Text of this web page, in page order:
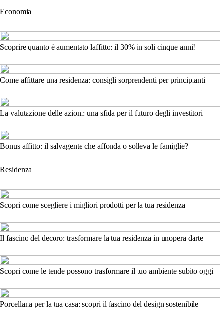
Economia
Scoprire quanto è aumentato laffitto: il 30% in soli cinque anni!
Come affittare una residenza: consigli sorprendenti per principianti
La valutazione delle azioni: una sfida per il futuro degli investitori
Bonus affitto: il salvagente che affonda o solleva le famiglie?
Residenza
Scopri come scegliere i migliori prodotti per la tua residenza
Il fascino del decoro: trasformare la tua residenza in unopera darte
Scopri come le tende possono trasformare il tuo ambiente subito oggi
Porcellana per la tua casa: scopri il fascino del design sostenibile